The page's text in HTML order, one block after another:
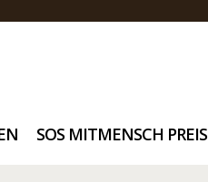
SOS MITMENSCH PREIS